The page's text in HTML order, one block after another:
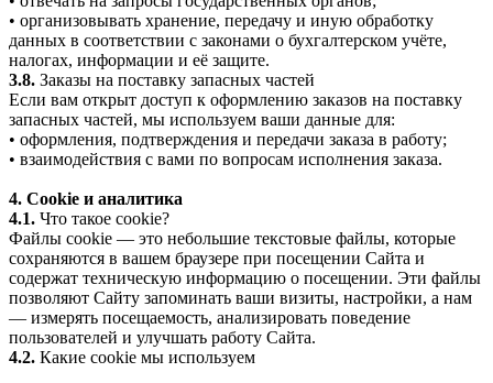
• организовывать хранение, передачу и иную обработку
данных в соответствии с законами о бухгалтерском учёте,
налогах, информации и её защите.
3.8. Заказы на поставку запасных частей
Если вам открыт доступ к оформлению заказов на поставку
запасных частей, мы используем ваши данные для:
• оформления, подтверждения и передачи заказа в работу;
• взаимодействия с вами по вопросам исполнения заказа.
4. Cookie и аналитика
4.1. Что такое cookie?
Файлы cookie — это небольшие текстовые файлы, которые
сохраняются в вашем браузере при посещении Сайта и
содержат техническую информацию о посещении. Эти файлы
позволяют Сайту запоминать ваши визиты, настройки, а нам
— измерять посещаемость, анализировать поведение
пользователей и улучшать работу Сайта.
4.2. Какие cookie мы используем